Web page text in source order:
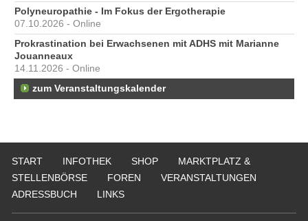
Polyneuropathie - Im Fokus der Ergotherapie
07.10.2026 - Online
Prokrastination bei Erwachsenen mit ADHS mit Marianne
Jouanneaux
14.11.2026 - Online
zum Veranstaltungskalender
START INFOTHEK SHOP
MARKTPLATZ &
STELLENBÖRSE
FOREN
VERANSTALTUNGEN
ADRESSBUCH
LINKS